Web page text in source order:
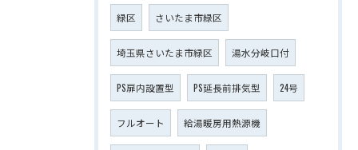
緑区 さいたま市緑区
埼玉県さいたま市緑区 湯水分岐口付
PS扉内設置型 PS延長前排気型 24号
フルオート 給湯暖房用熱源機